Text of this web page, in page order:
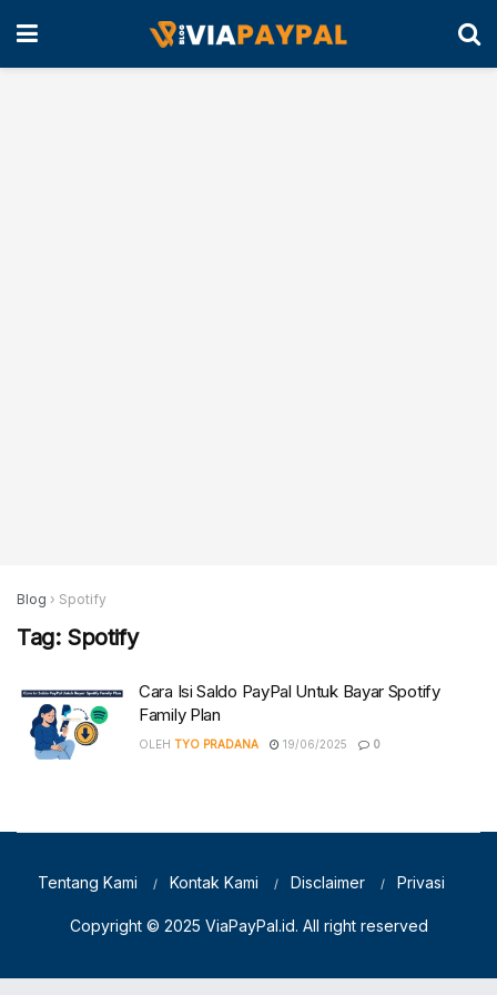
Blog › Spotify
Tag: Spotify
Cara Isi Saldo PayPal Untuk Bayar Spotify
Family Plan
OLEH TYO PRADANA 19/06/2025 0
Tentang Kami Kontak Kami Disclaimer Privasi
Copyright © 2025 ViaPayPal.id. All right reserved